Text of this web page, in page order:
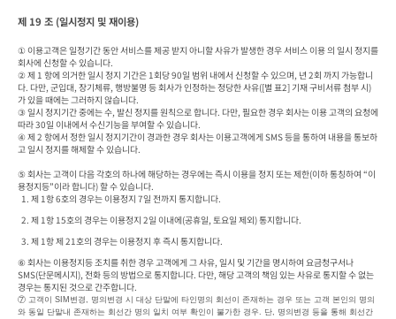
제 19 조 (일시정지 및 재이용)
① 이용고객은 일정기간 동안 서비스를 제공 받지 아니할 사유가 발생한 경우 서비스 이용 의 일시 정지를
회사에 신청할 수 있습니다.
② 제 1 항에 의거한 일시 정지 기간은 1회당 90일 범위 내에서 신청할 수 있으며, 년 2회 까지 가능합니
다. 다만, 군입대, 장기체류, 행방불명 등 회사가 인정하는 정당한 사유([별 표2] 기재 구비서류 첨부 시)
가 있을 때에는 그러하지 않습니다.
③ 일시 정지기간 중에는 수, 발신 정지를 원칙으로 합니다. 다만, 필요한 경우 회사는 이용 고객의 요청에
따라 30일 이내에서 수신기능을 부여할 수 있습니다.
④ 제 2 항에서 정한 일시 정지기간이 경과한 경우 회사는 이용고객에게 SMS 등을 통하여 내용을 통보하
고 일시 정지를 해제할 수 있습니다.
⑤ 회사는 고객이 다음 각호의 하나에 해당하는 경우에는 즉시 이용을 정지 또는 제한(이하 통칭하여 “이
용정지등”이라 합니다) 할 수 있습니다.
  1. 제 1항 6호의 경우는 이용정지 7일 전까지 통지합니다.
  3. 제 1항 제 21호의 경우는 이용정지 후 즉시 통지합니다.
⑥ 회사는 이용정지등 조치를 취한 경우 고객에게 그 사유, 일시 및 기간을 명시하여 요금청구서나
SMS(단문메시지), 전화 등의 방법으로 통지합니다. 다만, 해당 고객의 책임 있는 사유로 통지할 수 없는
경우는 통지된 것으로 간주합니다.
⑦ 고객이 SIM변경, 명의변경 시 대상 단말에 타인명의 회선이 존재하는 경우 또는 고객 본인의 명의
와 동일 단말내 존재하는 회선간 명의 일치 여부 확인이 불가한 경우. 단, 명의변경 등을 통해 회선간